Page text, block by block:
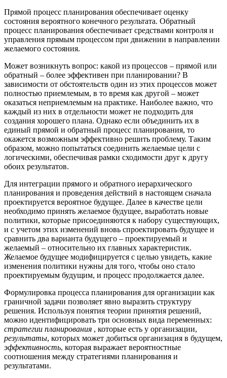
Прямой процесс планирования обеспечивает оценку
состояния вероятного конечного результата. Обратный
процесс планирования обеспечивает средствами контроля и
управления прямым процессом при движении в направлении
желаемого состояния.
Может возникнуть вопрос: какой из процессов – прямой или
обратный – более эффективен при планировании? В
зависимости от обстоятельств один из этих процессов может
полностью приемлемым, в то время как другой – может
оказаться неприемлемым на практике. Наиболее важно, что
каждый из них в отдельности может не подходить для
создания хорошего плана. Однако если объединить их в
единый прямой и обратный процесс планирования, то
окажется возможным эффективно решить проблему. Таким
образом, можно попытаться соединить желаемые цели с
логическими, обеспечивая рамки сходимости друг к другу
обоих результатов.
Для интеграции прямого и обратного иерархического
планирования и проведения действий в настоящем сначала
проектируется вероятное будущее. Далее в качестве цели
необходимо принять желаемое будущее, выработать новые
политики, которые присоединяются к набору существующих,
и с учетом этих изменений вновь спроектировать будущее и
сравнить два варианта будущего – проектируемый и
желаемый – относительно их главных характеристик.
Желаемое будущее модифицируется с целью увидеть, какие
изменения политики нужны для того, чтобы оно стало
проектируемым будущим, и процесс продолжается далее.
Формулировка процесса планирования для организации как
граничной задачи позволяет явно выразить структуру
решения. Используя понятия теории принятия решений,
можно идентифицировать три основных вида переменных:
стратегии планирования , которые есть у организации,
результаты, которых может добиться организация в будущем,
эффективность, которая выражает вероятностные
соотношения между стратегиями планирования и
результатами.